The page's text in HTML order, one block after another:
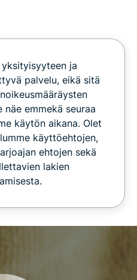
yksityisyyteen ja
palvelu, eikä sitä
näe emmekä seuraa
käytön aikana. Olet
käyttöehtojen,
ehtojen sekä
lakien